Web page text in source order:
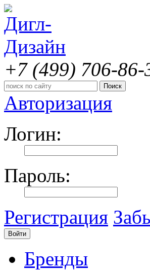
+7 (499) 706-86-
Авторизация
Логин:
Пароль:
Регистрация
Бренды